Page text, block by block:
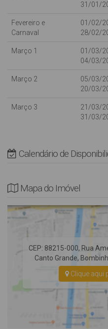
capacidade máxima do
e guarda-sol).
passeio, se você possui um
Camionetas consulte com
31/01/
Fevereiro e
Carnaval
01/02/
28/02/
Março 1
01/03/
04/03/
Março 2
05/03/
20/03/
Março 3
21/03/
31/03/
Calendário de
Mapa do Imóvel
CEP: 88215-000, Rua
Canto Grande,
Clique aqui